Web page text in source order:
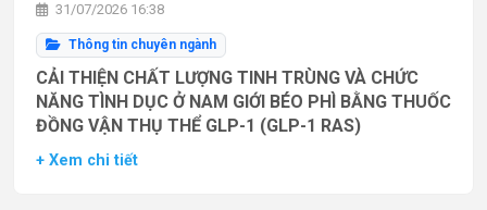
31/07/2026 16:38
Thông tin chuyên ngành
CẢI THIỆN CHẤT LƯỢNG TINH TRÙNG VÀ CHỨC
NĂNG TÌNH DỤC Ở NAM GIỚI BÉO PHÌ BẰNG THUỐC
ĐỒNG VẬN THỤ THỂ GLP-1 (GLP-1 RAS)
+ Xem chi tiết